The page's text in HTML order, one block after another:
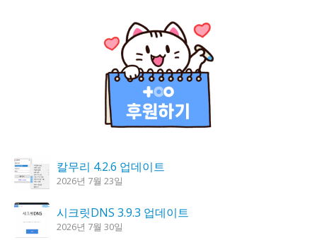
칼무리 4.2.6 업데이트
2026년 7월 23일
시크릿DNS 3.9.3 업데이트
2026년 7월 30일